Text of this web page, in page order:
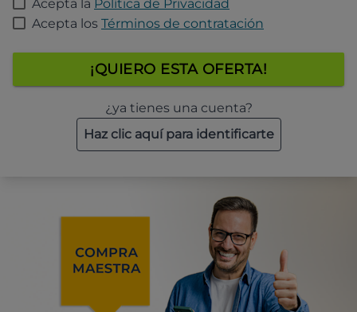
Acepta la Política de Privacidad
Acepta los Términos de contratación
¡QUIERO ESTA OFERTA!
¿ya tienes una cuenta?
Haz clic aquí para identificarte